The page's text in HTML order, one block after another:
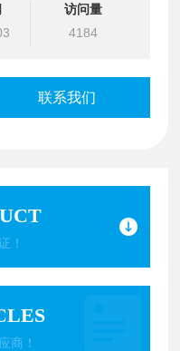
访问量
4184
联系我们
！
商！